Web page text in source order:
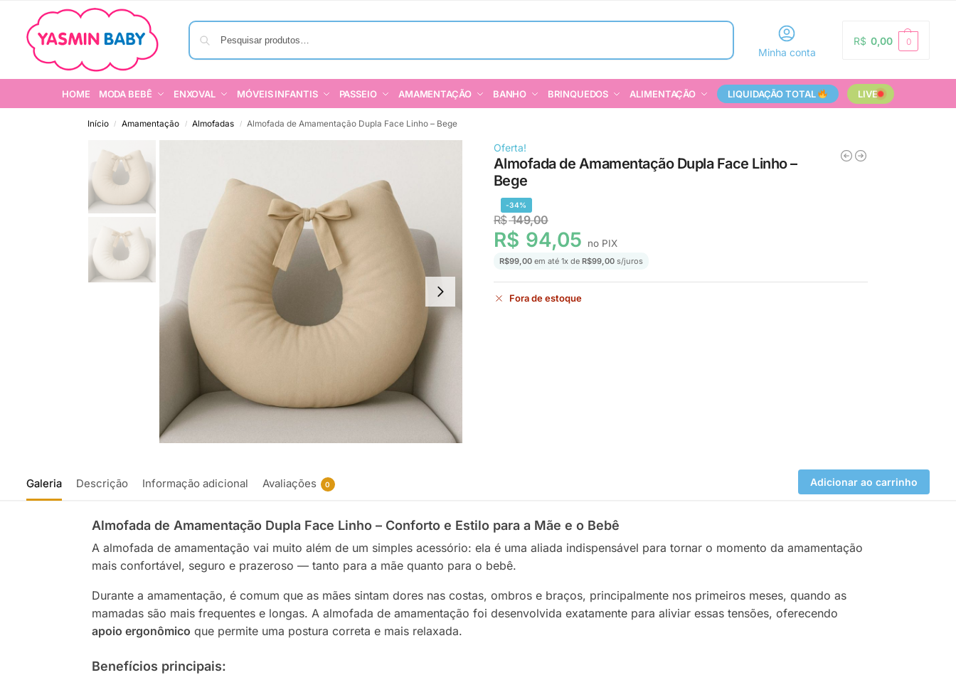
Pesquisar
Minha conta
R$ 0,00 0
HOME MODA BEBÊ ENXOVAL MÓVEIS INFANTIS PASSEIO AMAMENTAÇÃO BANHO BRINQUEDOS ALIMENTAÇÃO LIQUIDAÇÃO TOTAL LIVE
Início / Amamentação / Almofadas / Almofada de Amamentação Dupla Face Linho – Bege
Oferta!
Almofada de Amamentação Dupla Face Linho –
Bege
-34%
R$149,00
R$ 94,05 no PIX
R$99,00em até 1x de R$99,00s/juros
Fora de estoque
Galeria Descrição Informação adicional Avaliações 0 Adicionar ao carrinho
Almofada de Amamentação Dupla Face Linho – Conforto e Estilo para a Mãe e o Bebê
A almofada de amamentação vai muito além de um simples acessório: ela é uma aliada indispensável para tornar o momento da amamentação
mais confortável, seguro e prazeroso — tanto para a mãe quanto para o bebê.
Durante a amamentação, é comum que as mães sintam dores nas costas, ombros e braços, principalmente nos primeiros meses, quando as
mamadas são mais frequentes e longas. A almofada de amamentação foi desenvolvida exatamente para aliviar essas tensões, oferecendo
apoio ergonômico que permite uma postura correta e mais relaxada.
Benefícios principais: